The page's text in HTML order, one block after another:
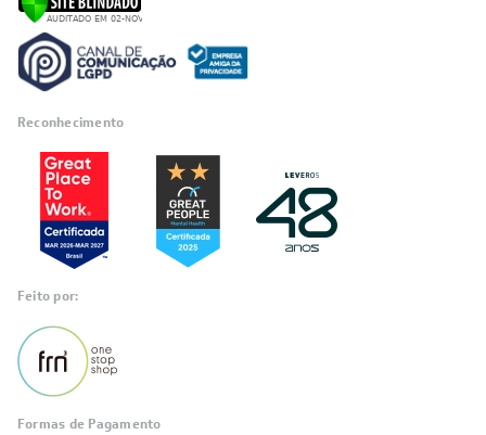
Reconhecimento
Feito por:
Formas de Pagamento